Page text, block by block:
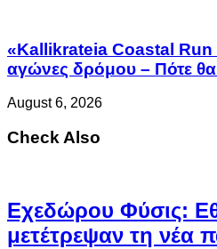
«Kallikrateia Coastal Run
αγώνες δρόμου – Πότε θα
August 6, 2026
Check Also
Eχεδώρου Φύσις:
μετέτρεψαν τη νέα